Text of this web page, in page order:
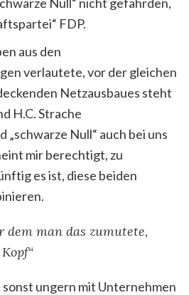
FDP.
aus den
verlautete, vor der gleichen
Netzausbaues steht
H.C. Strache
„schwarze Null“ auch bei uns
mir berechtigt, zu
es ist, diese beiden
dem man das zumutete,
ungern mit Unternehmen